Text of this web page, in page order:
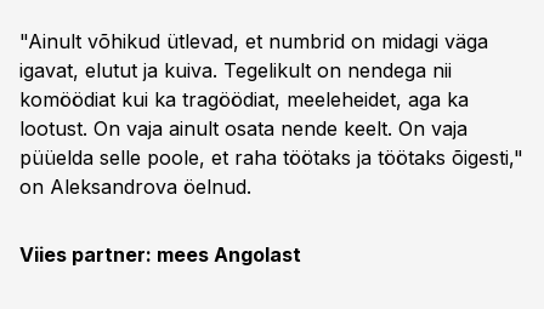
"Ainult võhikud ütlevad, et numbrid on midagi väga
igavat, elutut ja kuiva. Tegelikult on nendega nii
komöödiat kui ka tragöödiat, meeleheidet, aga ka
lootust. On vaja ainult osata nende keelt. On vaja
püüelda selle poole, et raha töötaks ja töötaks õigesti,"
on Aleksandrova öelnud.
Viies partner: mees Angolast